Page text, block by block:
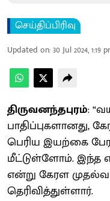
செய்திப்பிரிவு
Updated on:30 Jul 2024, 1:19
திருவனந்தபுரம்:
பாதிப்புகளானது,
பெரிய இயற்கை
மீட்டுள்ளோம். இந்த
என்று கேரள
தெரிவித்துள்ளார்.